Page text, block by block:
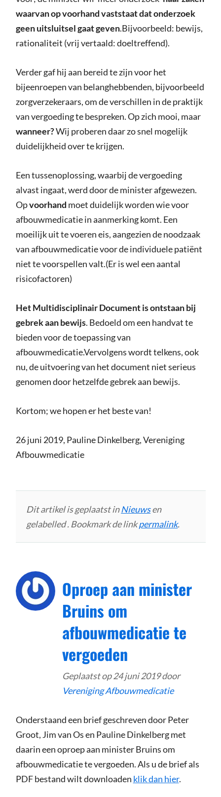
waarvan op voorhand vaststaat dat onderzoek
geen uitsluitsel gaat geven.Bijvoorbeeld: bewijs,
rationaliteit (vrij vertaald: doeltreffend).
Verder gaf hij aan bereid te zijn voor het
bijeenroepen van belanghebbenden, bijvoorbeeld
zorgverzekeraars, om de verschillen in de praktijk
van vergoeding te bespreken. Op zich mooi, maar
wanneer?Wij proberen daar zo snel mogelijk
duidelijkheid over te krijgen.
Een tussenoplossing, waarbij de vergoeding
alvast ingaat, werd door de minister afgewezen.
Opvoorhand moet duidelijk worden wie voor
afbouwmedicatie in aanmerking komt. Een
moeilijk uit te voeren eis, aangezien de noodzaak
van afbouwmedicatie voor de individuele patiënt
niet te voorspellen valt.(Er is wel een aantal
risicofactoren)
Het Multidisciplinair Document is ontstaan bij
gebrek aan bewijs. Bedoeld om een handvat te
bieden voor de toepassing van
afbouwmedicatie.Vervolgens wordt telkens, ook
nu, de uitvoering van het document niet serieus
genomen door hetzelfde gebrek aan bewijs.
Kortom; we hopen er het beste van!
26 juni 2019, Pauline Dinkelberg, Vereniging
Afbouwmedicatie
Dit artikel is geplaatst inNieuwsen
gelabelled . Bookmark de linkpermalink.
Oproep aan minister
Bruins om
afbouwmedicatie te
vergoeden
Geplaatst op24 juni 2019door
Vereniging Afbouwmedicatie
Onderstaand een brief geschreven door Peter
Groot, Jim van Os en Pauline Dinkelberg met
daarin een oproep aan minister Bruins om
afbouwmedicatie te vergoeden. Als u de brief als
PDF bestand wilt downloaden klik dan hier.